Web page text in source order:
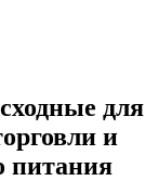
для
и
питания